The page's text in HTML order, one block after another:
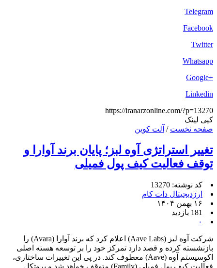
Telegram
Facebook
Twitter
Whatsapp
+Google
Linkedin
https://iranarzonline.com/?p=13270
کپی لینک
صفحه نخست / آلت کوین
تغییر استراتژی آوه لبز؛ پایان برند آوارا و
توقف فعالیت کیف پول فمیلی
کد نوشته: 13270
ارزدیجیتال دات کام
۱۶ بهمن ۱۴۰۴
181 بازدید
۰
شرکت آوه لبز (Aave Labs) اعلام کرد که برند آوارا (Avara) را
بازنشسته کرده و قصد دارد تمرکز خود را بر توسعه هسته اصلی
اکوسیستم آوه (Aave) معطوف کند. در پی این تغییرات ساختاری،
فعالیت کیف پول فمیلی (Family) متوقف خواهد شد و پروتکل